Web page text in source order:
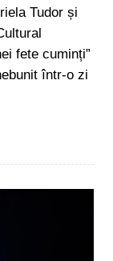
Tudor și
fete cuminți”
într-o zi